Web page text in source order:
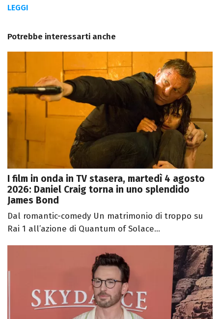
LEGGI
Potrebbe interessarti anche
I film in onda in TV stasera, martedì 4 agosto
2026: Daniel Craig torna in uno splendido
James Bond
Dal romantic-comedy Un matrimonio di troppo su
Rai 1 all’azione di Quantum of Solace...